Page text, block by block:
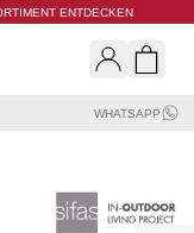
ENTDECKEN
WHATSAPP